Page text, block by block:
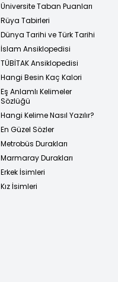
Üniversite Taban Puanları
Rüya Tabirleri
Dünya Tarihi ve Türk Tarihi
İslam Ansiklopedisi
TÜBİTAK Ansiklopedisi
Hangi Besin Kaç Kalori
Eş Anlamlı Kelimeler
Sözlüğü
Hangi Kelime Nasıl Yazılır?
En Güzel Sözler
Metrobüs Durakları
Marmaray Durakları
Erkek İsimleri
Kız İsimleri